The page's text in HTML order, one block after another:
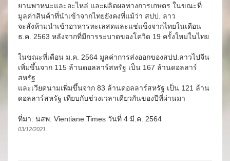
ยานพาหนะและอะไหล่ และผลิตผลทางการเกษตร ในขณะที่
มูลค่าสินค้าที่นำเข้าจากไทยยังคงที่แม้ว่า สปป. ลาว
จะสั่งห้ามนำเข้าอาหารทะเลสดและแช่แข็งจากไทยในเดือน
ธ.ค. 2563 หลังจากที่มีการระบาดของโควิด 19 ครั้งใหม่ในไทย
ในขณะที่เดือน ม.ค. 2564 มูลค่าการส่งออกของสปป.ลาวไปจีน
เพิ่มขึ้นจาก 115 ล้านดอลลาร์สหรัฐ เป็น 167 ล้านดอลลาร์
สหรัฐ
และเวียดนามเพิ่มขึ้นจาก 83 ล้านดอลลาร์สหรัฐ เป็น 121 ล้าน
ดอลลาร์สหรัฐ เทียบกับช่วงเวลาเดียวกันของปีที่ผ่านมา
ที่มา: นสพ. Vientiane Times วันที่ 4 มี.ค. 2564
03/12/2021